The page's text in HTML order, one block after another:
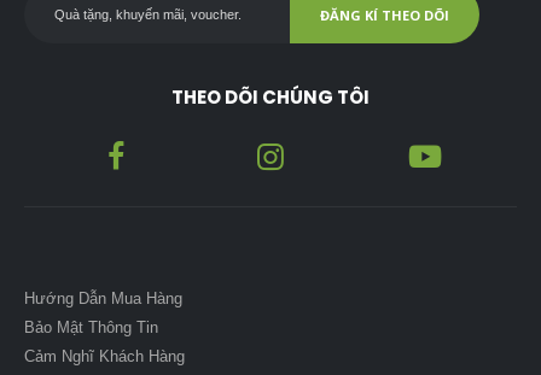
ĐĂNG KÍ THEO DÕI
THEO DÕI CHÚNG TÔI
Hướng Dẫn Mua Hàng
Bảo Mật Thông Tin
Cảm Nghĩ Khách Hàng